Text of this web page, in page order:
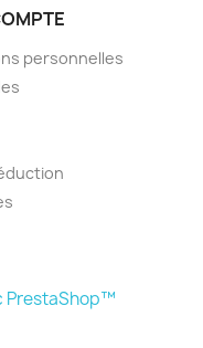
personnelles
PrestaShop™